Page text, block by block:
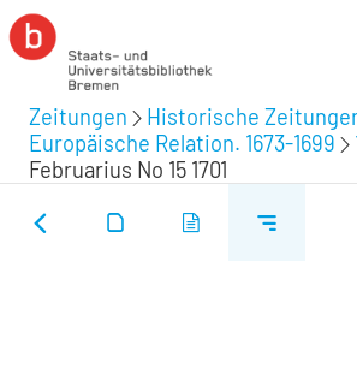
Zeitungen Historische
Europäische Relation. 1673-1699
Februarius No 15 1701